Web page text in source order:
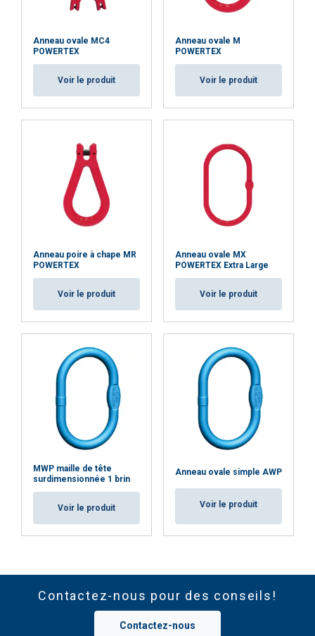
Anneau ovale MC4
POWERTEX
Voir le produit
Anneau ovale M
POWERTEX
Voir le produit
Anneau poire à chape MR
POWERTEX
Voir le produit
Anneau ovale MX
POWERTEX Extra Large
Voir le produit
MWP maille de tête
surdimensionnée 1 brin
Voir le produit
Anneau ovale simple AWP
Voir le produit
Contactez-nous pour des conseils!
Contactez-nous